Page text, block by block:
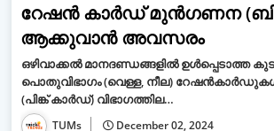
റേഷൻ കാർഡ് മുൻഗണന
ആക്കുവാൻ അവസരം
ഒഴിവാക്കൽ മാനദണ്ഡങ്ങളിൽ ഉൾപ്പെടാത്ത
പൊതുവിഭാഗം (വെള്ള, നീല)
(പിങ്ക് കാർഡ്) വിഭാഗത്തില…
TUMs December 02, 2024